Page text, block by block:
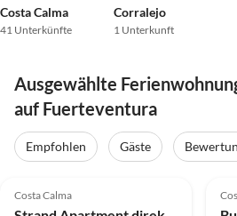
Costa Calma
41 Unterkünfte
Corralejo
1 Unterkunft
Ausgewählte
auf Fuerteventura
Empfohlen Gäste
Top-Inserat
Costa Calma